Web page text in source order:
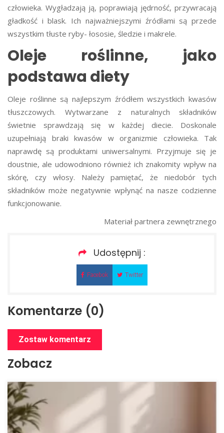
człowieka. Wygładzają ją, poprawiają jędrność, przywracają
gładkość i blask. Ich najważniejszymi źródłami są przede
wszystkim tłuste ryby- łososie, śledzie i makrele.
Oleje roślinne, jako
podstawa diety
Oleje roślinne są najlepszym źródłem wszystkich kwasów
tłuszczowych. Wytwarzane z naturalnych składników
świetnie sprawdzają się w każdej diecie. Doskonale
uzupełniają braki kwasów w organizmie człowieka. Tak
naprawdę są produktami uniwersalnymi. Przyjmuje się je
doustnie, ale udowodniono również ich znakomity wpływ na
skórę, czy włosy. Należy pamiętać, że niedobór tych
składników może negatywnie wpłynąć na nasze codzienne
funkcjonowanie.
Materiał partnera zewnętrznego
Udostępnij :
Facebok Twitter
Komentarze (0)
Zostaw komentarz
Zobacz